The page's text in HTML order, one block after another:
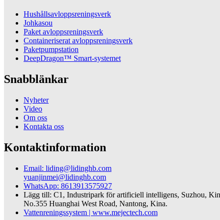
Hushållsavloppsreningsverk
Johkasou
Paket avloppsreningsverk
Containeriserat avloppsreningsverk
Paketpumpstation
DeepDragon™ Smart-systemet
Snabblänkar
Nyheter
Video
Om oss
Kontakta oss
Kontaktinformation
Email: liding@lidinghb.com
yuanjinmei@lidinghb.com
WhatsApp: 8613913575927
Lägg till: C1, Industripark för artificiell intelligens, Suzhou,
No.355 Huanghai West Road, Nantong, Kina.
Vattenreningssystem | www.mejectech.com